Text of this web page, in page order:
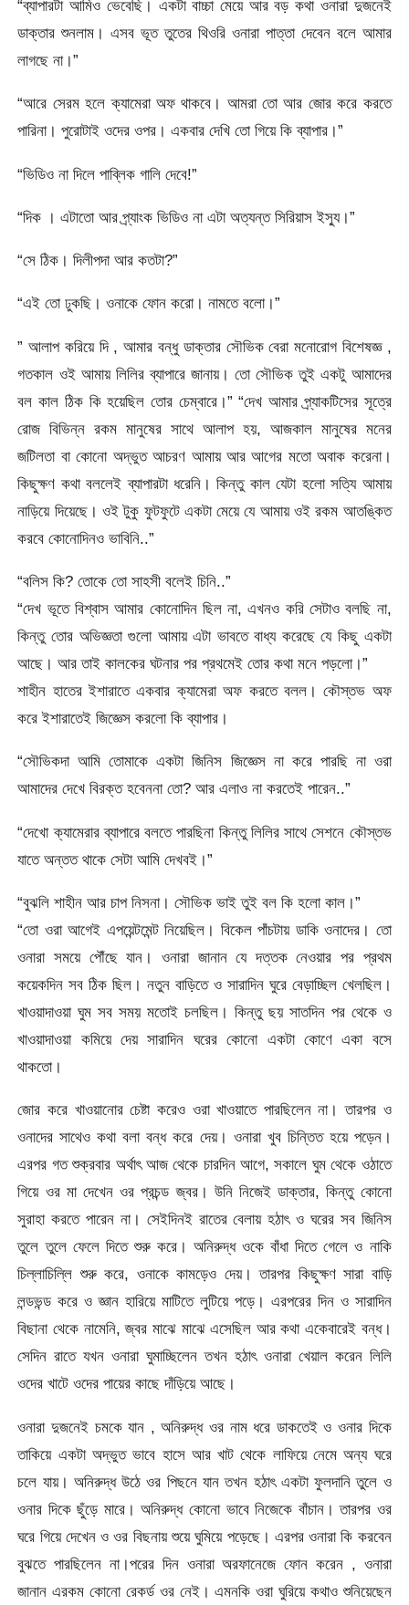
“ব্যাপারটা আমিও ভেবেছি। একটা বাচ্চা মেয়ে আর বড় কথা ওনারা দুজনেই
ডাক্তার শুনলাম। এসব ভূত তুতের থিওরি ওনারা পাত্তা দেবেন বলে আমার
লাগছে না।”
“আরে সেরম হলে ক্যামেরা অফ থাকবে। আমরা তো আর জোর করে করতে
পারিনা। পুরোটাই ওদের ওপর। একবার দেখি তো গিয়ে কি ব্যাপার।”
“ভিডিও না দিলে পাব্লিক গালি দেবে!”
“দিক । এটাতো আর প্র্যাংক ভিডিও না এটা অত্যন্ত সিরিয়াস ইস্যু।”
“সে ঠিক। দিলীপদা আর কতটা?”
“এই তো ঢুকছি। ওনাকে ফোন করো। নামতে বলো।”
” আলাপ করিয়ে দি , আমার বন্ধু ডাক্তার সৌভিক বেরা মনোরোগ বিশেষজ্ঞ ,
গতকাল ওই আমায় লিলির ব্যাপারে জানায়। তো সৌভিক তুই একটু আমাদের
বল কাল ঠিক কি হয়েছিল তোর চেম্বারে।” “দেখ আমার প্র্যাকটিসের সূত্রে
রোজ বিভিন্ন রকম মানুষের সাথে আলাপ হয়, আজকাল মানুষের মনের
জটিলতা বা কোনো অদ্ভুত আচরণ আমায় আর আগের মতো অবাক করেনা।
কিছুক্ষণ কথা বললেই ব্যাপারটা ধরেনি। কিন্তু কাল যেটা হলো সত্যি আমায়
নাড়িয়ে দিয়েছে। ওই টুকু ফুটফুটে একটা মেয়ে যে আমায় ওই রকম আতঙ্কিত
করবে কোনোদিনও ভাবিনি..”
“বলিস কি? তোকে তো সাহসী বলেই চিনি..”
“দেখ ভূতে বিশ্বাস আমার কোনোদিন ছিল না, এখনও করি সেটাও বলছি না,
কিন্তু তোর অভিজ্ঞতা গুলো আমায় এটা ভাবতে বাধ্য করেছে যে কিছু একটা
আছে। আর তাই কালকের ঘটনার পর প্রথমেই তোর কথা মনে পড়লো।”
শাহীন হাতের ইশারাতে একবার ক্যামেরা অফ করতে বলল। কৌস্তভ অফ
করে ইশারাতেই জিজ্ঞেস করলো কি ব্যাপার।
“সৌভিকদা আমি তোমাকে একটা জিনিস জিজ্ঞেস না করে পারছি না ওরা
আমাদের দেখে বিরক্ত হবেননা তো? আর এলাও না করতেই পারেন..”
“দেখো ক্যামেরার ব্যাপারে বলতে পারছিনা কিন্তু লিলির সাথে সেশনে কৌস্তভ
যাতে অন্তত থাকে সেটা আমি দেখবই।”
“বুঝলি শাহীন আর চাপ নিসনা। সৌভিক ভাই তুই বল কি হলো কাল।”
“তো ওরা আগেই এপয়েন্টমেন্ট নিয়েছিল। বিকেল পাঁচটায় ডাকি ওনাদের। তো
ওনারা সময়ে পৌঁছে যান। ওনারা জানান যে দত্তক নেওয়ার পর প্রথম
কয়েকদিন সব ঠিক ছিল। নতুন বাড়িতে ও সারাদিন ঘুরে বেড়াচ্ছিল খেলছিল।
খাওয়াদাওয়া ঘুম সব সময় মতোই চলছিল। কিন্তু ছয় সাতদিন পর থেকে ও
খাওয়াদাওয়া কমিয়ে দেয় সারাদিন ঘরের কোনো একটা কোণে একা বসে
থাকতো।
জোর করে খাওয়ানোর চেষ্টা করেও ওরা খাওয়াতে পারছিলেন না। তারপর ও
ওনাদের সাথেও কথা বলা বন্ধ করে দেয়। ওনারা খুব চিন্তিত হয়ে পড়েন।
এরপর গত শুক্রবার অর্থাৎ আজ থেকে চারদিন আগে, সকালে ঘুম থেকে ওঠাতে
গিয়ে ওর মা দেখেন ওর প্রচন্ড জ্বর। উনি নিজেই ডাক্তার, কিন্তু কোনো
সুরাহা করতে পারেন না। সেইদিনই রাতের বেলায় হঠাৎ ও ঘরের সব জিনিস
তুলে তুলে ফেলে দিতে শুরু করে। অনিরুদ্ধ ওকে বাঁধা দিতে গেলে ও নাকি
চিল্লাচিল্লি শুরু করে, ওনাকে কামড়েও দেয়। তারপর কিছুক্ষণ সারা বাড়ি
লন্ডভন্ড করে ও জ্ঞান হারিয়ে মাটিতে লুটিয়ে পড়ে। এরপরের দিন ও সারাদিন
বিছানা থেকে নামেনি, জ্বর মাঝে মাঝে এসেছিল আর কথা একেবারেই বন্ধ।
সেদিন রাতে যখন ওনারা ঘুমাচ্ছিলেন তখন হঠাৎ ওনারা খেয়াল করেন লিলি
ওদের খাটে ওদের পায়ের কাছে দাঁড়িয়ে আছে।
ওনারা দুজনেই চমকে যান , অনিরুদ্ধ ওর নাম ধরে ডাকতেই ও ওনার দিকে
তাকিয়ে একটা অদ্ভুত ভাবে হাসে আর খাট থেকে লাফিয়ে নেমে অন্য ঘরে
চলে যায়। অনিরুদ্ধ উঠে ওর পিছনে যান তখন হঠাৎ একটা ফুলদানি তুলে ও
ওনার দিকে ছুঁড়ে মারে। অনিরুদ্ধ কোনো ভাবে নিজেকে বাঁচান। তারপর ওর
ঘরে গিয়ে দেখেন ও ওর বিছনায় শুয়ে ঘুমিয়ে পড়েছে। এরপর ওনারা কি করবেন
বুঝতে পারছিলেন না।পরের দিন ওনারা অরফানেজে ফোন করেন , ওনারা
জানান এরকম কোনো রেকর্ড ওর নেই। এমনকি ওরা ঘুরিয়ে কথাও শুনিয়েছেন